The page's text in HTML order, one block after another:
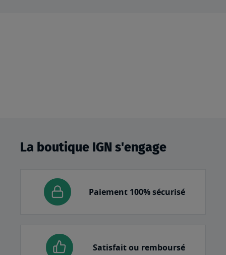
La boutique IGN s'engage
Paiement 100% sécurisé
Satisfait ou remboursé